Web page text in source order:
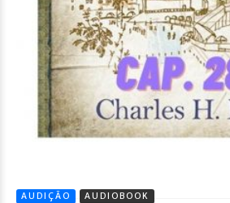
AUDIÇÃO AUDIOBOOK